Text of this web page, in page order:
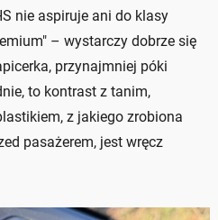
nie aspiruje ani do klasy
– wystarczy dobrze się
przynajmniej póki
to kontrast z tanim,
z jakiego zrobiona
pasażerem, jest wręcz